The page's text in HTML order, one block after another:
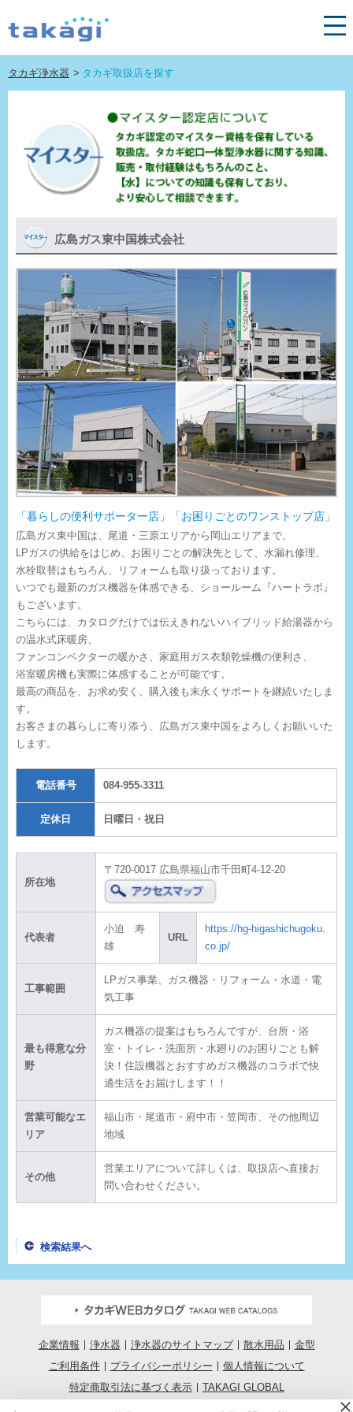
タカギ浄水器 タカギ取扱店を探す
広島ガス東中国株式会社
「暮らしの便利サポーター店」「お困りごとのワンストップ店」
広島ガス東中国は、尾道・三原エリアから岡山エリアまで、
LPガスの供給をはじめ、お困りごとの解決先として、水漏れ修理、
水栓取替はもちろん、リフォームも取り扱っております。
いつでも最新のガス機器を体感できる、ショールーム『ハートラボ』
もございます。
こちらには、カタログだけでは伝えきれないハイブリッド給湯器から
の温水式床暖房、
ファンコンベクターの暖かさ、家庭用ガス衣類乾燥機の便利さ、
浴室暖房機も実際に体感することが可能です。
最高の商品を、お求め安く、購入後も末永くサポートを継続いたしま
す。
お客さまの暮らしに寄り添う、広島ガス東中国をよろしくお願いいた
します。
電話番号 084-955-3311
定休日 日曜日・祝日
所在地
〒720-0017 広島県福山市千田町4-12-20
代表者
小迫 寿
雄
URL
https://hg-higashichugoku.
co.jp/
工事範囲
LPガス事業、ガス機器・リフォーム・水道・電
気工事
最も得意な分
野
ガス機器の提案はもちろんですが、台所・浴
室・トイレ・洗面所・水廻りのお困りごとも解
決！住設機器とおすすめガス機器のコラボで快
適生活をお届けします！！
営業可能なエ
リア
福山市・尾道市・府中市・笠岡市、その他周辺
地域
その他
営業エリアについて詳しくは、取扱店へ直接お
問い合わせください。
検索結果へ
企業情報 浄水器 浄水器のサイトマップ 散水用品
金型
ご利用条件
プライバシーポリシー
個人情報について
特定商取引法に基づく表示
TAKAGI GLOBAL